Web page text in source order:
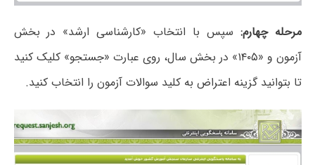
مرحله چهارم: سپس با انتخاب «کارشناسی ارشد» در بخش
آزمون و «۱۴۰۵» در بخش سال، روی عبارت «جستجو» کلیک کنید
تا بتوانید گزینه اعتراض به کلید سوالات آزمون را انتخاب کنید.